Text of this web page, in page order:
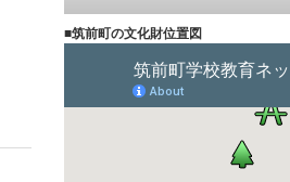
■筑前町の文化財位置図